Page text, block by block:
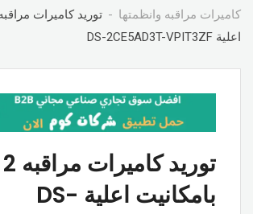
كاميرات مراقبه وانظمتها
اعلية DS-2CE5AD3T-VPIT3ZF
بامكانيت اعلية DS-